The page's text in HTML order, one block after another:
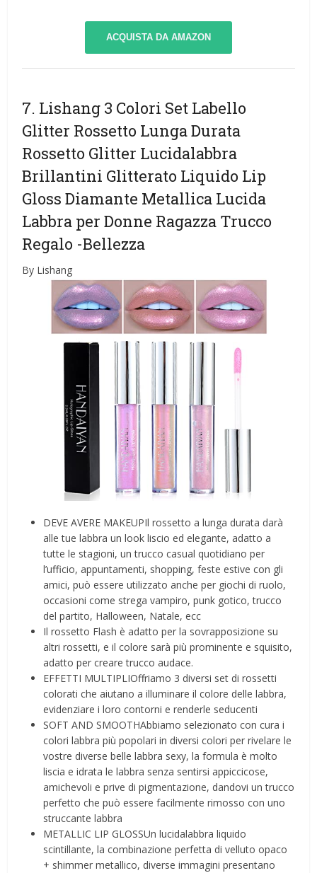
ACQUISTA DA AMAZON
7. Lishang 3 Colori Set Labello
Glitter Rossetto Lunga Durata
Rossetto Glitter Lucidalabbra
Brillantini Glitterato Liquido Lip
Gloss Diamante Metallica Lucida
Labbra per Donne Ragazza Trucco
Regalo -Bellezza
By Lishang
DEVE AVERE MAKEUPIl rossetto a lunga durata darà
alle tue labbra un look liscio ed elegante, adatto a
tutte le stagioni, un trucco casual quotidiano per
l’ufficio, appuntamenti, shopping, feste estive con gli
amici, può essere utilizzato anche per giochi di ruolo,
occasioni come strega vampiro, punk gotico, trucco
del partito, Halloween, Natale, ecc
Il rossetto Flash è adatto per la sovrapposizione su
altri rossetti, e il colore sarà più prominente e squisito,
adatto per creare trucco audace.
EFFETTI MULTIPLIOffriamo 3 diversi set di rossetti
colorati che aiutano a illuminare il colore delle labbra,
evidenziare i loro contorni e renderle seducenti
SOFT AND SMOOTHAbbiamo selezionato con cura i
colori labbra più popolari in diversi colori per rivelare le
vostre diverse belle labbra sexy, la formula è molto
liscia e idrata le labbra senza sentirsi appiccicose,
amichevoli e prive di pigmentazione, dandovi un trucco
perfetto che può essere facilmente rimosso con uno
struccante labbra
METALLIC LIP GLOSSUn lucidalabbra liquido
scintillante, la combinazione perfetta di velluto opaco
+ shimmer metallico, diverse immagini presentano